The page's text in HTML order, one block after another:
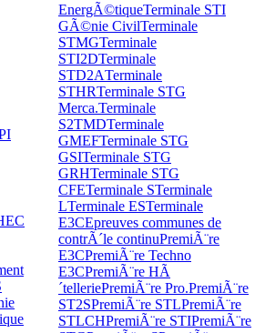
EnergÃ©tiqueTerminale STI
GÃ©nie CivilTerminale
STMGTerminale
STI2DTerminale
STD2ATerminale
STHRTerminale STG
Merca.Terminale
S2TMDTerminale
GMEFTerminale STG
GSITerminale STG
GRHTerminale STG
CFETerminale STerminale
LTerminale ESTerminale
E3CEpreuves communes de
contrÃ´le continuPremiÃ¨re
E3CPremiÃ¨re Techno
E3CPremiÃ¨re HÃ
´telleriePremiÃ¨re Pro.PremiÃ¨re
ST2SPremiÃ¨re STLPremiÃ¨re
STLCHPremiÃ¨re STIPremiÃ¨re